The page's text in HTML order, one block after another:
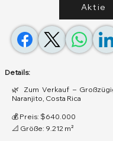
Aktie
Details:
🌿 Zum Verkauf –
Naranjito, Costa Rica
💰 Preis: $640.000
📐 Größe: 9.212 m²